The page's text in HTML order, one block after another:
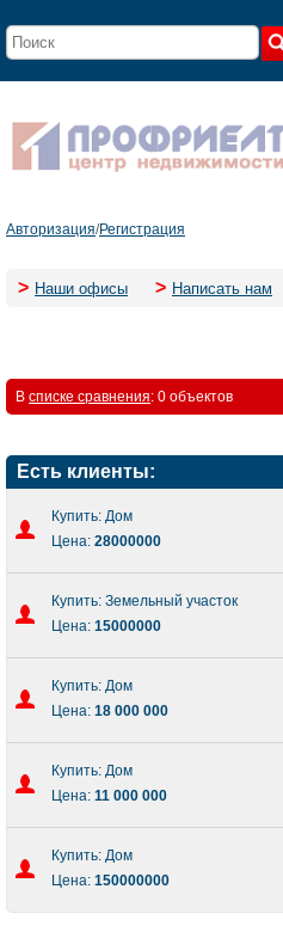
Авторизация/Регистрация
> Наши офисы > Написать нам
В списке сравнения: 0 объектов
Есть клиенты:
Купить: Дом
Цена: 28000000
Купить: Земельный участок
Цена: 15000000
Купить: Дом
Цена: 18 000 000
Купить: Дом
Цена: 11 000 000
Купить: Дом
Цена: 150000000